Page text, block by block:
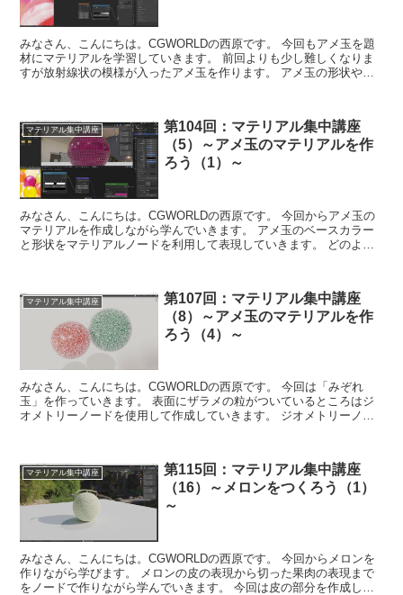
みなさん、こんにちは。CGWORLDの西原です。 今回もアメ玉を題
材にマテリアルを学習していきます。 前回よりも少し難しくなりま
すが放射線状の模様が入ったアメ玉を作ります。 アメ玉の形状や質
マテリアル集中講座
第104回：マテリアル集中講座
（5）～アメ玉のマテリアルを作
ろう（1）～
みなさん、こんにちは。CGWORLDの西原です。 今回からアメ玉の
マテリアルを作成しながら学んでいきます。 アメ玉のベースカラー
と形状をマテリアルノードを利用して表現していきます。 どのよう
マテリアル集中講座
第107回：マテリアル集中講座
（8）～アメ玉のマテリアルを作
ろう（4）～
みなさん、こんにちは。CGWORLDの西原です。 今回は「みぞれ
玉」を作っていきます。 表面にザラメの粒がついているところはジ
オメトリーノードを使用して作成していきます。 ジオメトリーノー
マテリアル集中講座
第115回：マテリアル集中講座
（16）～メロンをつくろう（1）
～
みなさん、こんにちは。CGWORLDの西原です。 今回からメロンを
作りながら学びます。 メロンの皮の表現から切った果肉の表現まで
をノードで作りながら学んでいきます。 今回は皮の部分を作成して